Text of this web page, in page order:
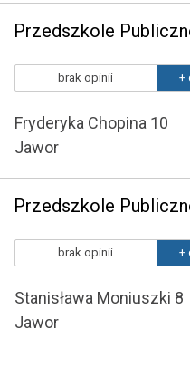
brak opinii +
Fryderyka Chopina 10
Jawor
brak opinii +
Stanisława Moniuszki 8
Jawor